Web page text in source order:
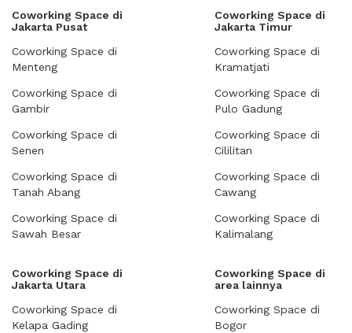
Coworking Space di
Jakarta Pusat
Coworking Space di
Menteng
Coworking Space di
Gambir
Coworking Space di
Senen
Coworking Space di
Tanah Abang
Coworking Space di
Sawah Besar
Coworking Space di
Jakarta Timur
Coworking Space di
Kramatjati
Coworking Space di
Pulo Gadung
Coworking Space di
Cililitan
Coworking Space di
Cawang
Coworking Space di
Kalimalang
Coworking Space di
Jakarta Utara
Coworking Space di
Kelapa Gading
Coworking Space di
area lainnya
Coworking Space di
Bogor